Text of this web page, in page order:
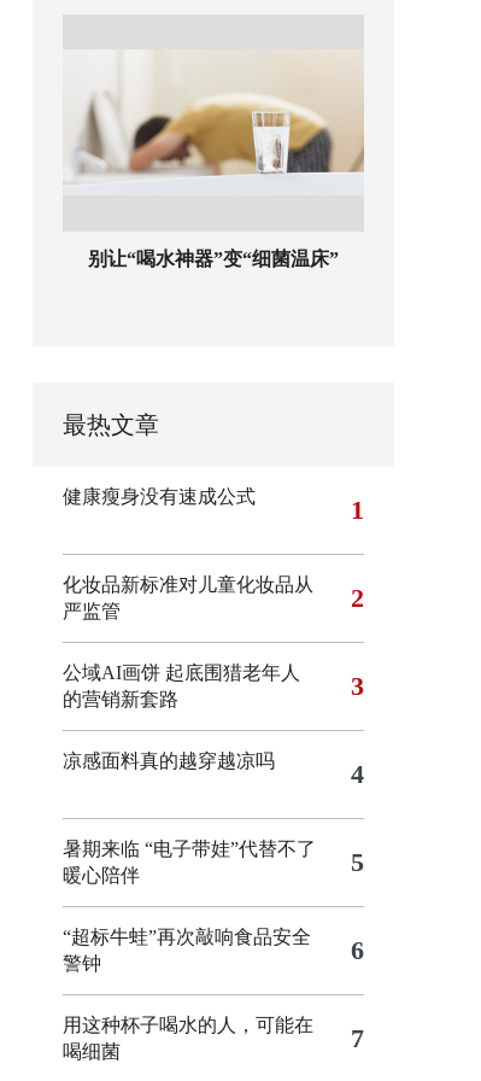
别让“喝水神器”变“细菌温床”
最热文章
健康瘦身没有速成公式 1
化妆品新标准对儿童化妆品从
严监管
2
公域AI画饼 起底围猎老年人
的营销新套路
3
凉感面料真的越穿越凉吗 4
暑期来临 “电子带娃”代替不了
暖心陪伴
5
“超标牛蛙”再次敲响食品安全
警钟
6
用这种杯子喝水的人，可能在
喝细菌
7